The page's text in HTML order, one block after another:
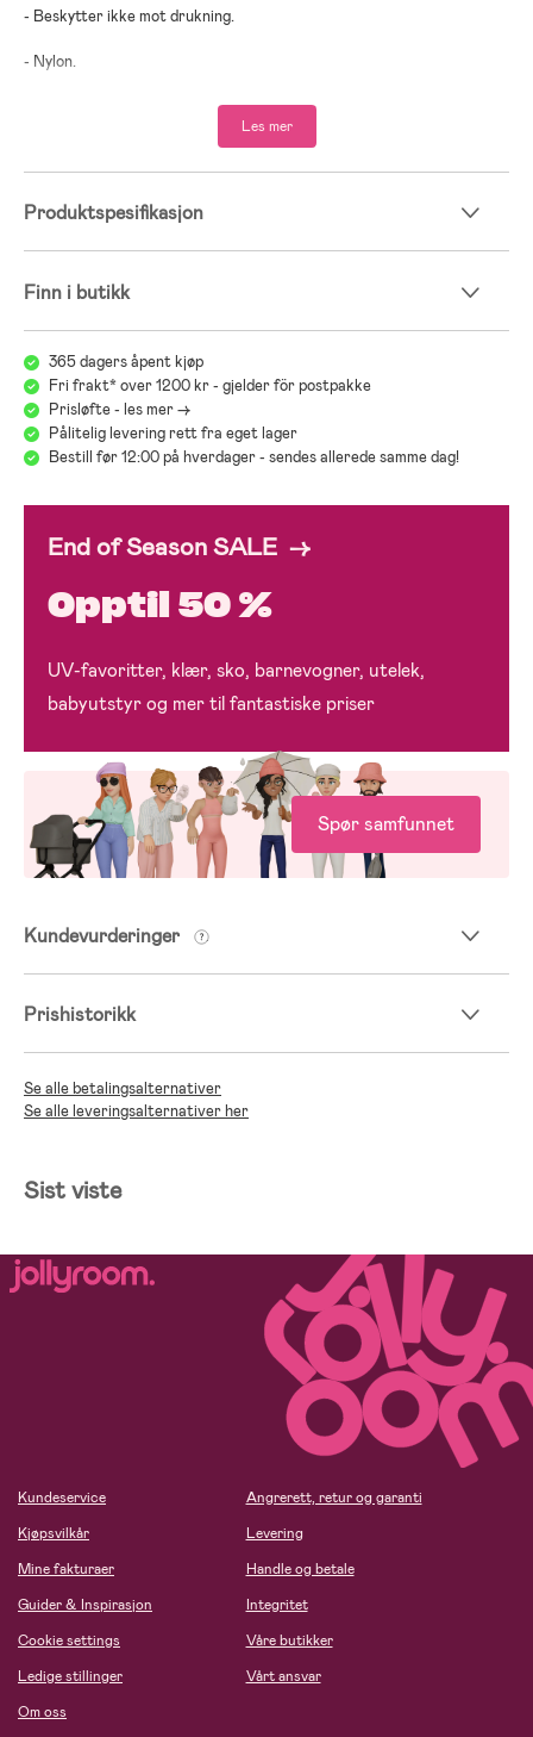
- Beskytter ikke mot drukning.
- Nylon.
Les mer
Produktspesifikasjon
Finn i butikk
365 dagers åpent kjøp
Fri frakt* over 1200 kr - gjelder för postpakke
Prisløfte - les mer ->
Pålitelig levering rett fra eget lager
Bestill før 12:00 på hverdager - sendes allerede samme dag!
End of Season SALE →
Opptil 50 %
UV-favoritter, klær, sko, barnevogner, utelek,
babyutstyr og mer til fantastiske priser
Spør samfunnet
Kundevurderinger
Prishistorikk
Se alle betalingsalternativer
Se alle leveringsalternativer her
Sist viste
Kundeservice
Kjøpsvilkår
Mine fakturaer
Guider & Inspirasjon
Cookie settings
Ledige stillinger
Om oss
Angrerett, retur og garanti
Levering
Handle og betale
Integritet
Våre butikker
Vårt ansvar